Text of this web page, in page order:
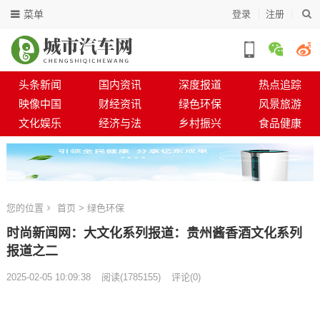
登录 注册
菜单
头条新闻 国内资讯 深度报道
热点追踪
映像中国
财经资讯 绿色环保
风景旅游
文化娱乐
经济与法 乡村振兴 食品健康
您的位置 首页 > 绿色环保
时尚新闻网：大文化系列报道：贵州酱香酒文化系列
报道之二
2025-02-05 10:09:38 阅读(1785155) 评论(0)